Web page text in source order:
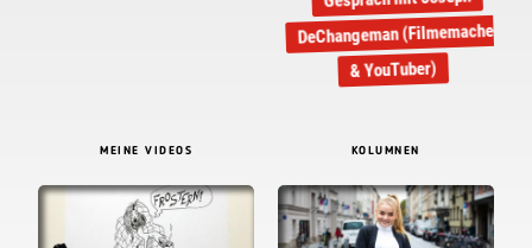
DeChangeman (Filmemacher
& YouTuber)
MEINE VIDEOS KOLUMNEN